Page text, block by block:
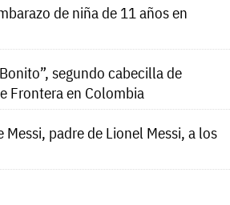
de niña de 11 años en
segundo cabecilla de
Frontera en Colombia
Messi, padre de Lionel Messi, a los